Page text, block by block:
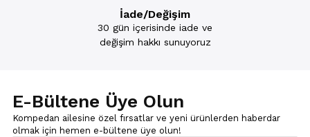
İade/Değişim
30 gün içerisinde iade ve
değişim hakkı sunuyoruz
E-Bültene Üye Olun
Kompedan ailesine özel fırsatlar ve yeni ürünlerden haberdar
olmak için hemen e-bültene üye olun!